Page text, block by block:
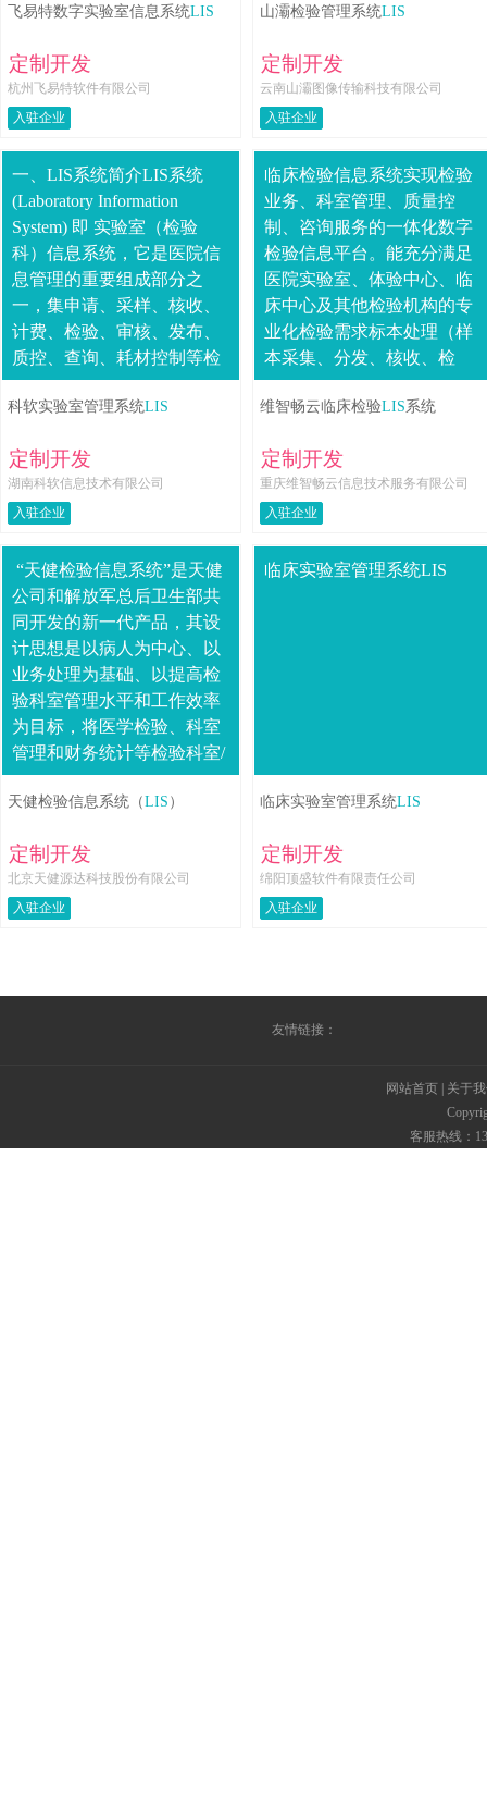
入方式有三种：扫描条
飞易特数字实验室信息系统LIS
定制开发
杭州飞易特软件有限公司
入驻企业
繁....
山灞检验管理系统LIS
定制开发
云南山灞图像传输科技有限公司
入驻企业
一、LIS系统简介LIS系统
(Laboratory Information
System) 即 实验室（检验
科）信息系统，它是医院信
息管理的重要组成部分之
一，集申请、采样、核收、
计费、检验、审核、发布、
质控、查询、耗材控制等检
验科工作为一体的网络管理
系统。LI....
科软实验室管理系统LIS
定制开发
湖南科软信息技术有限公司
入驻企业
临床检验信息系统实现检验
业务、科室管理、质量控
制、咨询服务的一体化数字
检验信息平台。能充分满足
医院实验室、体验中心、临
床中心及其他检验机构的专
业化检验需求标本处理（样
本采集、分发、核收、检
验）检验业务（实验数据存
取、检验结果分析）报告单
制....
维智畅云临床检验LIS系统
定制开发
重庆维智畅云信息技术服务有限公司
入驻企业
“天健检验信息系统”是天健
公司和解放军总后卫生部共
同开发的新一代产品，其设
计思想是以病人为中心、以
业务处理为基础、以提高检
验科室管理水平和工作效率
为目标，将医学检验、科室
管理和财务统计等检验科室/
实验室所有工作进行整合，
全面改善检验科室/实验室的
天健检验信息系统（LIS ）
定制开发
北京天健源达科技股份有限公司
入驻企业
临床实验室管理系统LIS
临床实验室管理系统LIS
定制开发
绵阳顶盛软件有限责任公司
入驻企业
友情链接：
网站首页
关于
客服热线：